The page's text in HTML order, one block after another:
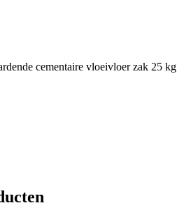
cementaire vloeivloer zak 25 kg